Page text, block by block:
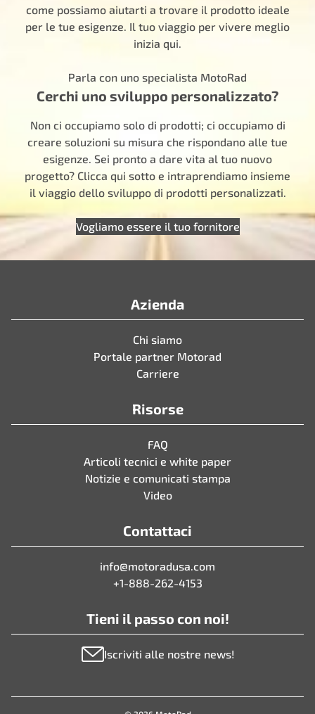
come possiamo aiutarti a trovare il prodotto ideale
per le tue esigenze. Il tuo viaggio per vivere meglio
inizia qui.
Parla con uno specialista MotoRad
Cerchi uno sviluppo personalizzato?
Non ci occupiamo solo di prodotti; ci occupiamo di
creare soluzioni su misura che rispondano alle tue
esigenze. Sei pronto a dare vita al tuo nuovo
progetto? Clicca qui sotto e intraprendiamo insieme
il viaggio dello sviluppo di prodotti personalizzati.
Vogliamo essere il tuo fornitore
Azienda
Chi siamo
Portale partner Motorad
Carriere
Risorse
FAQ
Articoli tecnici e white paper
Notizie e comunicati stampa
Video
Contattaci
info@motoradusa.com
+1-888-262-4153
Tieni il passo con noi!
Iscriviti alle nostre news!